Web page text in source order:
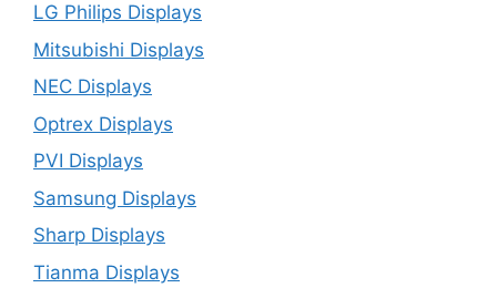
LG Philips Displays
Mitsubishi Displays
NEC Displays
Optrex Displays
PVI Displays
Samsung Displays
Sharp Displays
Tianma Displays